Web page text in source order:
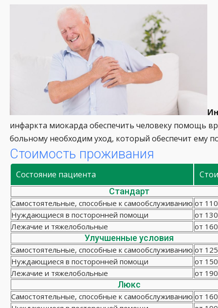
инфаркта миокарда обеспечить человеку помощь
больному необходим уход, который обеспечит ему
Стоимость проживания
Состояние пациента
Стандарт
Самостоятельные, способные к самообслуживанию от
Нуждающиеся в посторонней помощи
от
Лежачие и тяжелобольные
от
Улучшенные условия
Самостоятельные, способные к самообслуживанию от
Нуждающиеся в посторонней помощи
от
Лежачие и тяжелобольные
от
Люкс
Самостоятельные, способные к самообслуживанию от